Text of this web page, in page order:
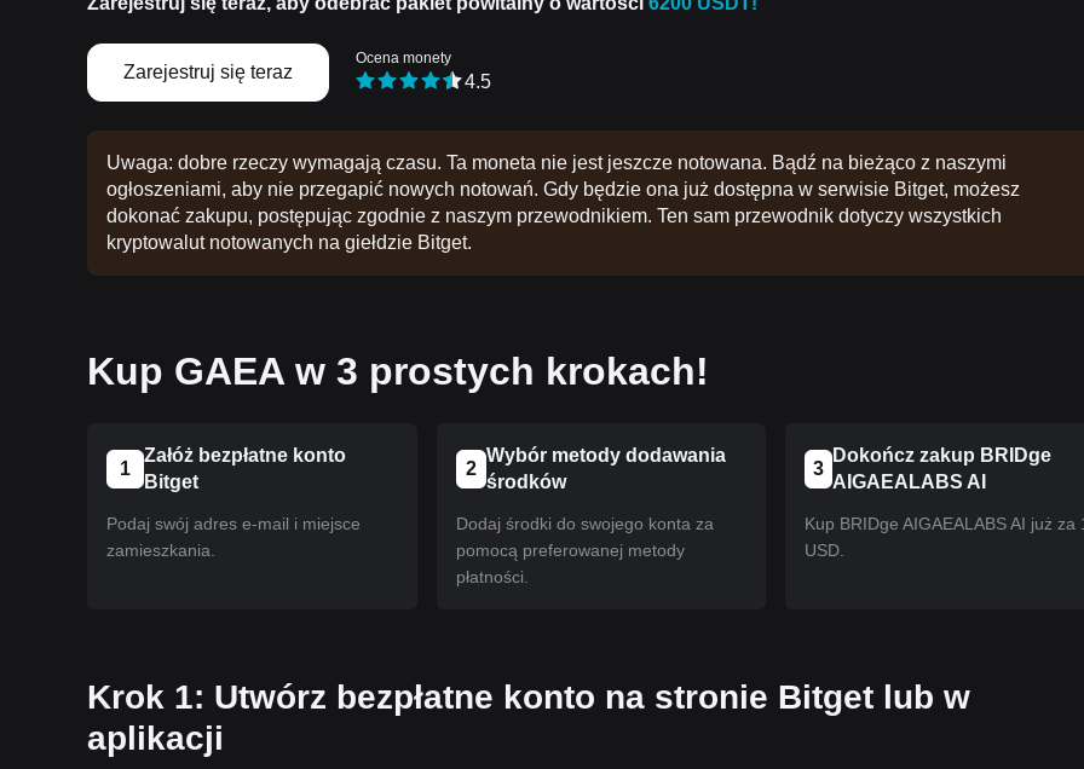
Zarejestruj się teraz
Ocena monety
4.5
Uwaga: dobre rzeczy wymagają czasu. Ta moneta nie jest jeszcze notowana. Bądź na bieżąco z naszymi
ogłoszeniami, aby nie przegapić nowych notowań. Gdy będzie ona już dostępna w serwisie Bitget, możesz
dokonać zakupu, postępując zgodnie z naszym przewodnikiem. Ten sam przewodnik dotyczy wszystkich
kryptowalut notowanych na giełdzie Bitget.
Kup GAEA w 3 prostych krokach!
1
Załóż bezpłatne konto
Bitget
Podaj swój adres e-mail i miejsce
zamieszkania.
2
Wybór metody dodawania
środków
Dodaj środki do swojego konta za
pomocą preferowanej metody
płatności.
3
Dokończ zakup BRIDge
AIGAEALABS AI
Kup BRIDge AIGAEALABS AI już za
USD.
Krok 1: Utwórz bezpłatne konto na stronie Bitget lub w
aplikacji